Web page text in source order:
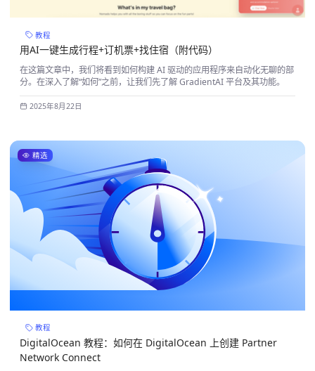
教程
用AI一键生成行程+订机票+找住宿（附代码）
在这篇文章中，我们将看到如何构建 AI 驱动的应用程序来自动化无聊的部
分。在深入了解“如何”之前，让我们先了解 GradientAI 平台及其功能。
2025年8月22日
精选
教程
DigitalOcean 教程：如何在 DigitalOcean 上创建 Partner
Network Connect